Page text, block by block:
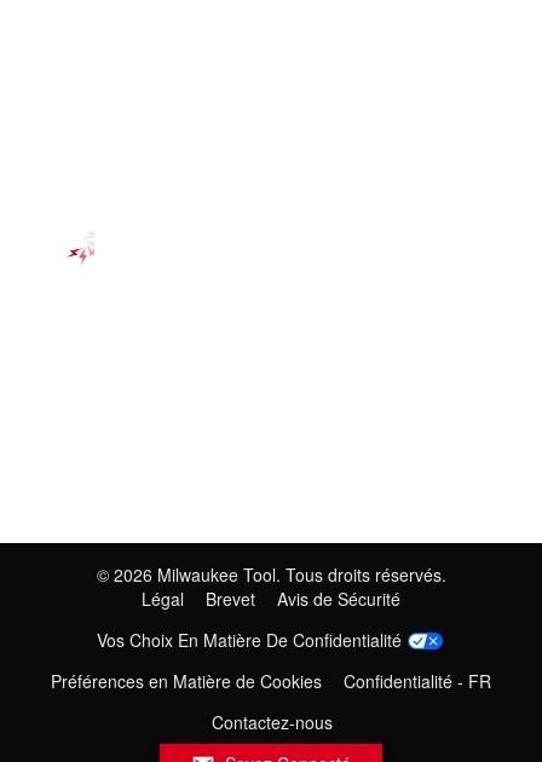
© 2026 Milwaukee Tool. Tous droits réservés.
Légal
Brevet
Avis de Sécurité
Vos Choix En Matière De Confidentialité
Préférences en Matière de Cookies
Confidentialité - FR
Contactez-nous